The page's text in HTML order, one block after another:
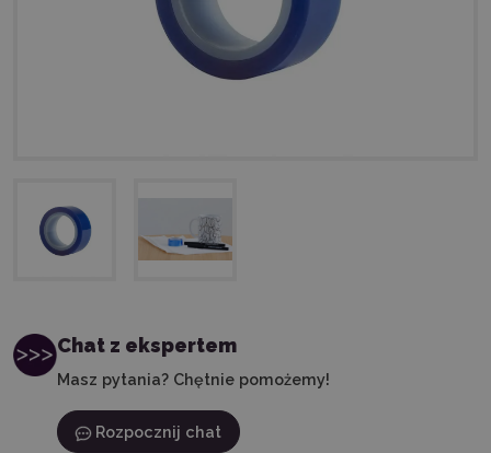
Chat z ekspertem
Masz pytania? Chętnie pomożemy!
Rozpocznij chat